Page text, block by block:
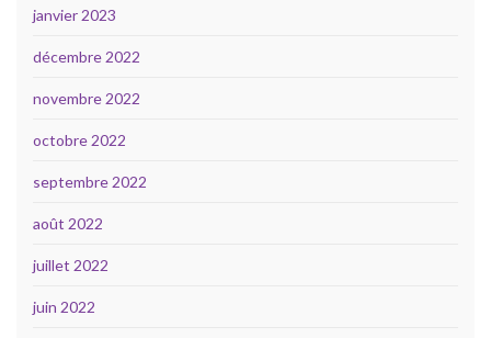
janvier 2023
décembre 2022
novembre 2022
octobre 2022
septembre 2022
août 2022
juillet 2022
juin 2022